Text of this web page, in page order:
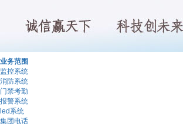
业务范围
监控系统
消防系统
门禁考勤
报警系统
led系统
集团电话